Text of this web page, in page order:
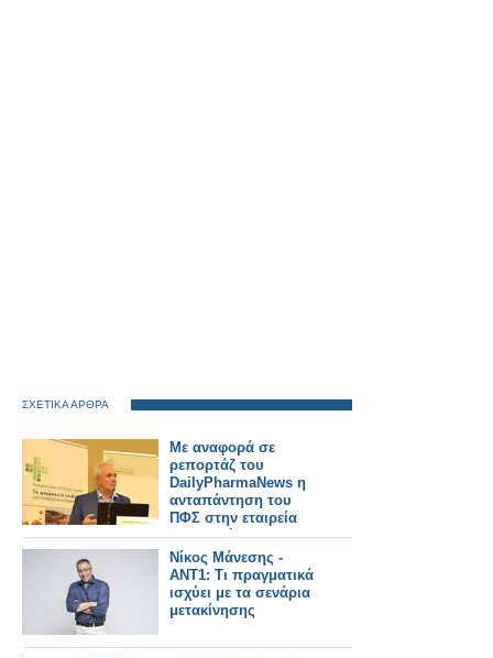
ΣΧΕΤΙΚΑ ΑΡΘΡΑ
Με αναφορά σε
ρεπορτάζ του
DailyPharmaNews η
ανταπάντηση του
ΠΦΣ στην εταιρεία
που κατήγγειλε για
απαράδεκτο τρόπο
διάθεσης
σκευάσματός της
Νίκος Μάνεσης -
ΑΝΤ1: Τι πραγματικά
ισχύει με τα σενάρια
μετακίνησης